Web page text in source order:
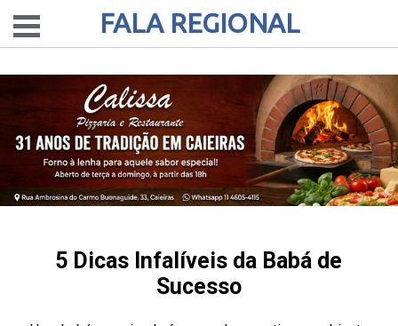
FALA REGIONAL
5 Dicas Infalíveis da Babá de
Sucesso